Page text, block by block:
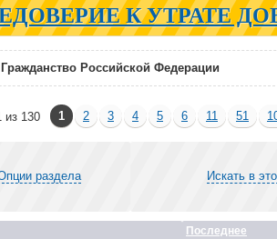
К УТРАТЕ
Гражданство Российской Федерации
из 130 1 2 3 4 5 6 11 51
раздела Искать в
Последнее